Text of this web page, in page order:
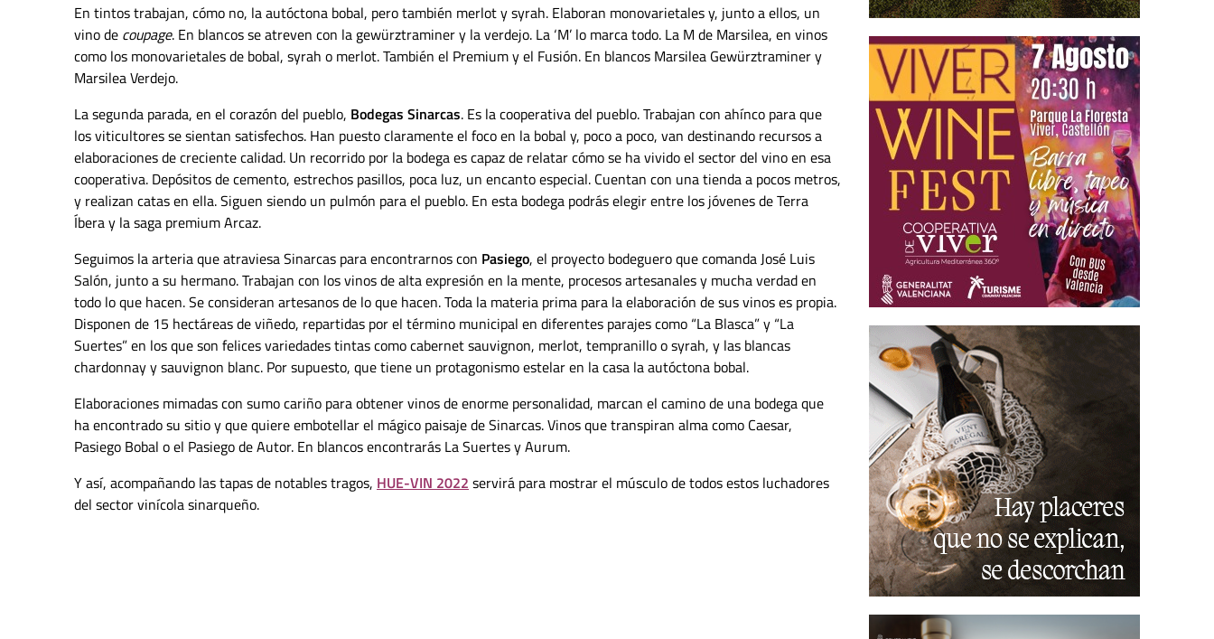
En tintos trabajan, cómo no, la autóctona bobal, pero también merlot y syrah. Elaboran monovarietales y, junto a ellos, un
vino de coupage. En blancos se atreven con la gewürztraminer y la verdejo. La ‘M’ lo marca todo. La M de Marsilea, en vinos
como los monovarietales de bobal, syrah o merlot. También el Premium y el Fusión. En blancos Marsilea Gewürztraminer y
Marsilea Verdejo.
La segunda parada, en el corazón del pueblo, Bodegas Sinarcas. Es la cooperativa del pueblo. Trabajan con ahínco para que
los viticultores se sientan satisfechos. Han puesto claramente el foco en la bobal y, poco a poco, van destinando recursos a
elaboraciones de creciente calidad. Un recorrido por la bodega es capaz de relatar cómo se ha vivido el sector del vino en esa
cooperativa. Depósitos de cemento, estrechos pasillos, poca luz, un encanto especial. Cuentan con una tienda a pocos metros,
y realizan catas en ella. Siguen siendo un pulmón para el pueblo. En esta bodega podrás elegir entre los jóvenes de Terra
Íbera y la saga premium Arcaz.
Seguimos la arteria que atraviesa Sinarcas para encontrarnos con Pasiego, el proyecto bodeguero que comanda José Luis
Salón, junto a su hermano. Trabajan con los vinos de alta expresión en la mente, procesos artesanales y mucha verdad en
todo lo que hacen. Se consideran artesanos de lo que hacen. Toda la materia prima para la elaboración de sus vinos es propia.
Disponen de 15 hectáreas de viñedo, repartidas por el término municipal en diferentes parajes como “La Blasca” y “La
Suertes” en los que son felices variedades tintas como cabernet sauvignon, merlot, tempranillo o syrah, y las blancas
chardonnay y sauvignon blanc. Por supuesto, que tiene un protagonismo estelar en la casa la autóctona bobal.
Elaboraciones mimadas con sumo cariño para obtener vinos de enorme personalidad, marcan el camino de una bodega que
ha encontrado su sitio y que quiere embotellar el mágico paisaje de Sinarcas. Vinos que transpiran alma como Caesar,
Pasiego Bobal o el Pasiego de Autor. En blancos encontrarás La Suertes y Aurum.
Y así, acompañando las tapas de notables tragos, HUE-VIN 2022 servirá para mostrar el músculo de todos estos luchadores
del sector vinícola sinarqueño.